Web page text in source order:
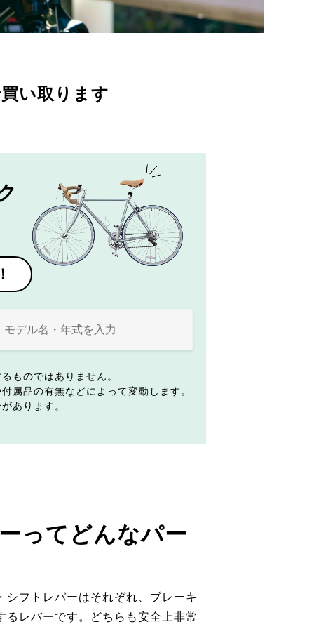
い取ります
ものではありません。
属品の有無などによって変動します。
あります。
ってどんなパー
シフトレバーはそれぞれ、ブレーキ
るレバーです。どちらも安全上非常